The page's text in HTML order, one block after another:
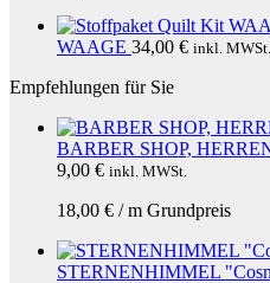
WAAGE 34,00 € inkl. MWSt.
Empfehlungen für Sie
BARBER SHOP,
9,00 € inkl. MWSt.
18,00 € /m Grundpreis
STERNENHIMMEL